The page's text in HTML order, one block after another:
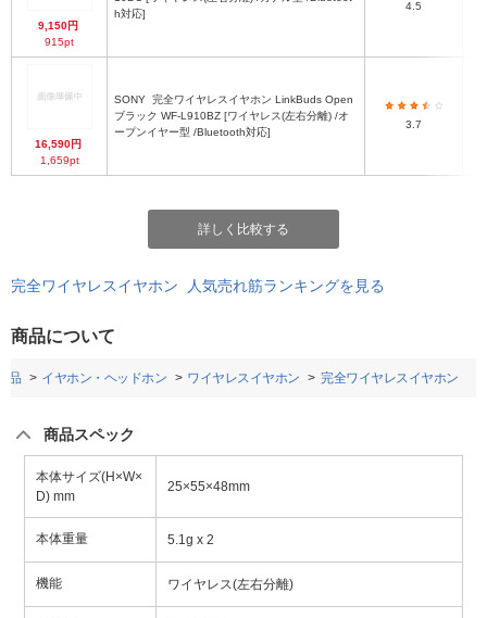
9,150円
915pt
h対応]
4.5
16,590円
1,659pt
SONY
ブラック WF-L910BZ [ワイヤレス(左右分離) /オ
ープンイヤー型 /Bluetooth対応]
3.7
詳しく比較する
完全ワイヤレスイヤホン 人気売れ筋ランキングを見る
商品について
品 イヤホン・ヘッドホン ワイヤレスイヤホン 完全ワイヤレスイヤホン
商品スペック
本体サイズ(H×W×
D) mm
25×55×48mm
本体重量 5.1g x 2
機能 ワイヤレス(左右分離)